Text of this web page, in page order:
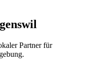
Partner für